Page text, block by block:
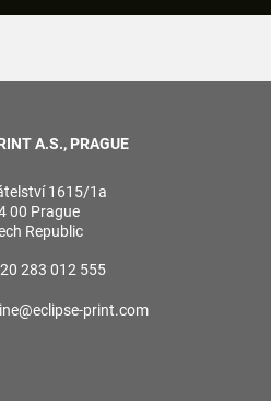
A.S., PRAGUE
1615/1a
00 Prague
Republic
283 012 555
print.com